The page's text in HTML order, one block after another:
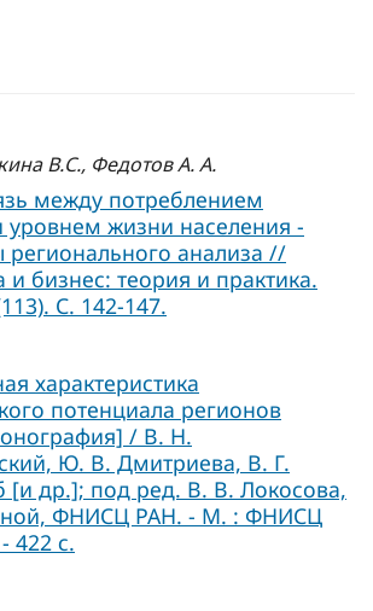
В.С., Федотов А. А.
между потреблением
уровнем жизни населения -
регионального анализа //
бизнес: теория и практика.
С. 142-147.
характеристика
потенциала регионов
/ В. Н.
Ю. В. Дмитриева, В. Г.
[и др.]; под ред. В. В. Локосова,
ФНИСЦ РАН. - М. : ФНИСЦ
422 с.